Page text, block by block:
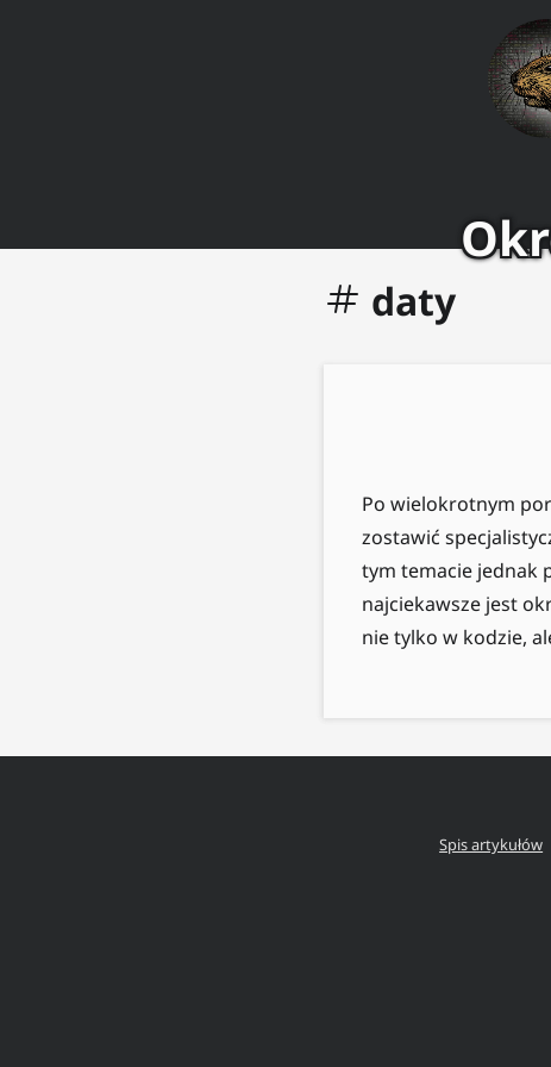
daty
Po wielokrotnym
zostawić
tym temacie jednak
najciekawsze jest
nie tylko w kodzie,
Spis artykułów